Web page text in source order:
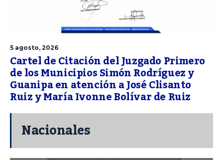
5 agosto, 2026
Cartel de Citación del Juzgado Primero
de los Municipios Simón Rodríguez y
Guanipa en atención a José Clisanto
Ruiz y María Ivonne Bolívar de Ruiz
Nacionales